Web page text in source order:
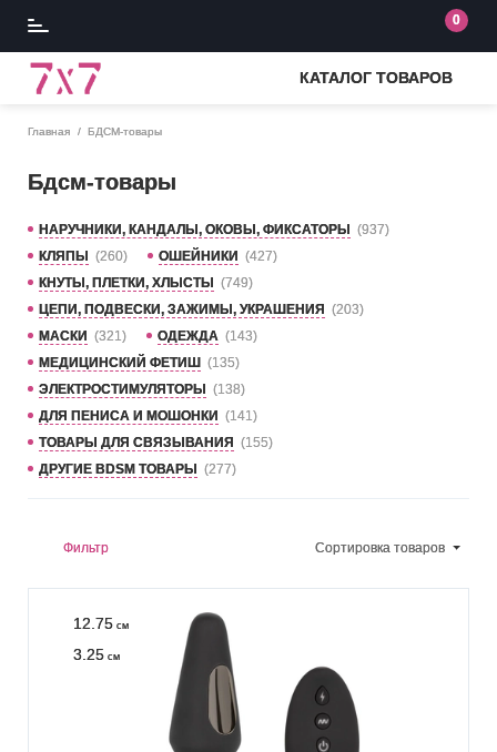
0
КАТАЛОГ ТОВАРОВ
Главная БДСМ-товары
Бдсм-товары
НАРУЧНИКИ, КАНДАЛЫ, ОКОВЫ, ФИКСАТОРЫ (937)
КЛЯПЫ (260) ОШЕЙНИКИ (427)
КНУТЫ, ПЛЕТКИ, ХЛЫСТЫ (749)
ЦЕПИ, ПОДВЕСКИ, ЗАЖИМЫ, УКРАШЕНИЯ (203)
МАСКИ (321) ОДЕЖДА (143)
МЕДИЦИНСКИЙ ФЕТИШ (135)
ЭЛЕКТРОСТИМУЛЯТОРЫ (138)
ДЛЯ ПЕНИСА И МОШОНКИ (141)
ТОВАРЫ ДЛЯ СВЯЗЫВАНИЯ (155)
ДРУГИЕ BDSM ТОВАРЫ (277)
Фильтр Сортировка товаров
12.75 см
3.25 см